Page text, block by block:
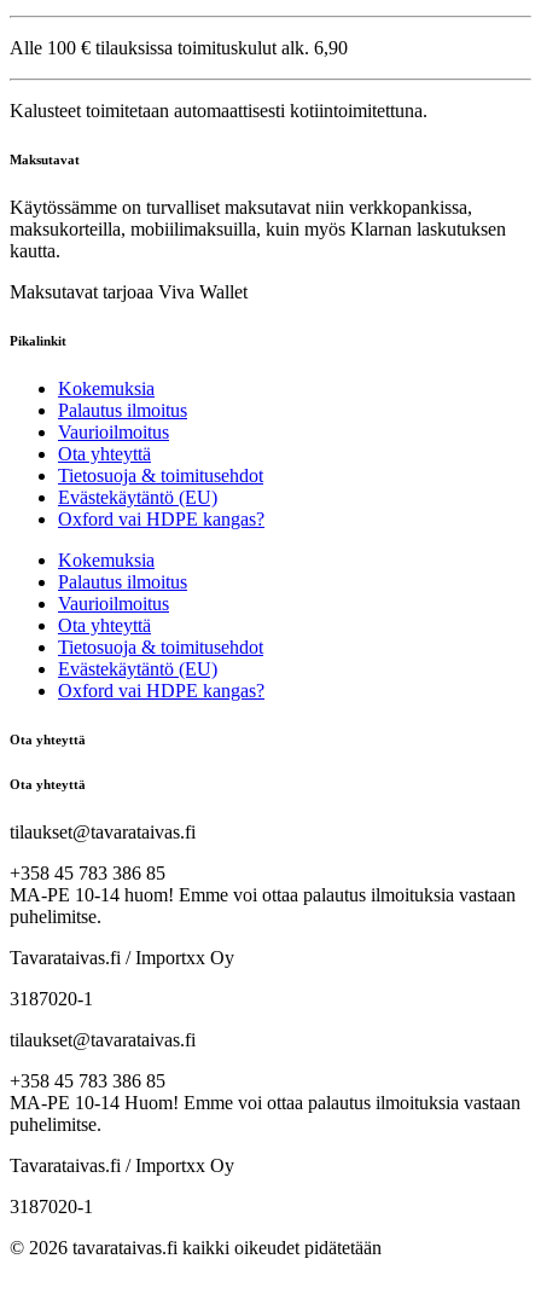
Alle 100 € tilauksissa toimituskulut alk. 6,90
Kalusteet toimitetaan automaattisesti kotiintoimitettuna.
Maksutavat
Käytössämme on turvalliset maksutavat niin verkkopankissa,
maksukorteilla, mobiilimaksuilla, kuin myös Klarnan laskutuksen
kautta.
Maksutavat tarjoaa Viva Wallet
Pikalinkit
Kokemuksia
Palautus ilmoitus
Vaurioilmoitus
Ota yhteyttä
Tietosuoja & toimitusehdot
Evästekäytäntö (EU)
Oxford vai HDPE kangas?
Kokemuksia
Palautus ilmoitus
Vaurioilmoitus
Ota yhteyttä
Tietosuoja & toimitusehdot
Evästekäytäntö (EU)
Oxford vai HDPE kangas?
Ota yhteyttä
Ota yhteyttä
tilaukset@tavarataivas.fi
+358 45 783 386 85
MA-PE 10-14 huom! Emme voi ottaa palautus ilmoituksia vastaan
puhelimitse.
Tavarataivas.fi / Importxx Oy
3187020-1
tilaukset@tavarataivas.fi
+358 45 783 386 85
MA-PE 10-14 Huom! Emme voi ottaa palautus ilmoituksia vastaan
puhelimitse.
Tavarataivas.fi / Importxx Oy
3187020-1
© 2026 tavarataivas.fi kaikki oikeudet pidätetään